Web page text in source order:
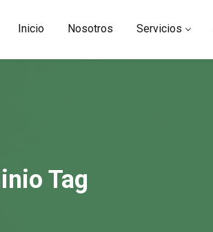
Inicio Nosotros Servicios
Tag